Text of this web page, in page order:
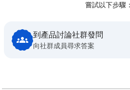
嘗試以下步驟：
到產品討論社群發問
向社群成員尋求答案